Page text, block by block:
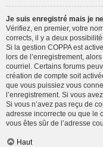
Je suis enregistré mais je
Vérifiez, en premier, votre
corrects, il y a deux
Si la gestion COPPA est
lors de l’enregistrement,
courriel. Certains forums
création de compte soit
que vous puissiez vous
l’enregistrement. Si vous
Si vous n’avez pas reçu de
adresse incorrecte ou que le
vous êtes sûr de l’adresse
Haut